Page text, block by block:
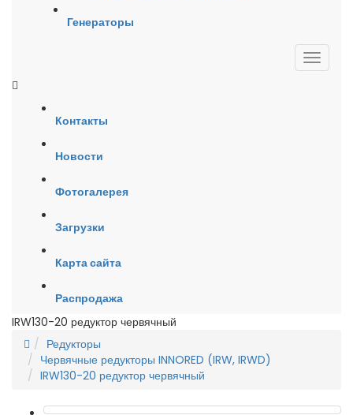
Генераторы
Контакты
Новости
Фотогалерея
Загрузки
Карта сайта
Распродажа
IRW130-20 редуктор червячный
Редукторы
Червячные редукторы INNORED (IRW, IRWD)
IRW130-20 редуктор червячный